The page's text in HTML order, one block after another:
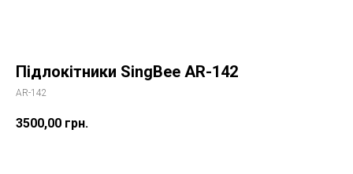
Підлокітники SingBee AR-142
AR-142
3500,00 грн.